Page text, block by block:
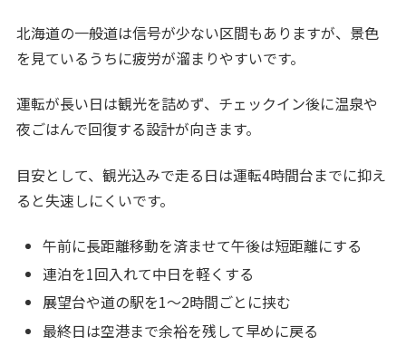
北海道の一般道は信号が少ない区間もありますが、景色
を見ているうちに疲労が溜まりやすいです。
運転が長い日は観光を詰めず、チェックイン後に温泉や
夜ごはんで回復する設計が向きます。
目安として、観光込みで走る日は運転4時間台までに抑え
ると失速しにくいです。
午前に長距離移動を済ませて午後は短距離にする
連泊を1回入れて中日を軽くする
展望台や道の駅を1〜2時間ごとに挟む
最終日は空港まで余裕を残して早めに戻る